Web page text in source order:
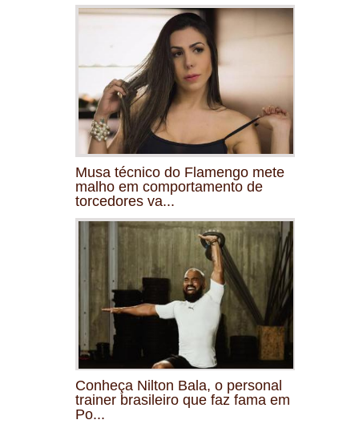
Musa técnico do Flamengo mete
malho em comportamento de
torcedores va...
Conheça Nilton Bala, o personal
trainer brasileiro que faz fama em
Po...